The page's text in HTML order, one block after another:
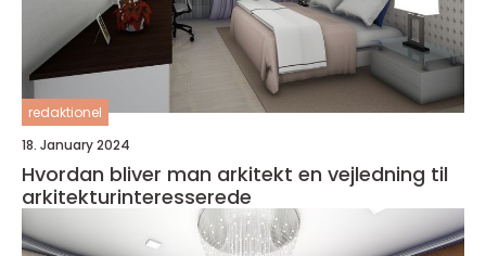
redaktionel
18. January 2024
Hvordan bliver man arkitekt en vejledning til
arkitekturinteresserede